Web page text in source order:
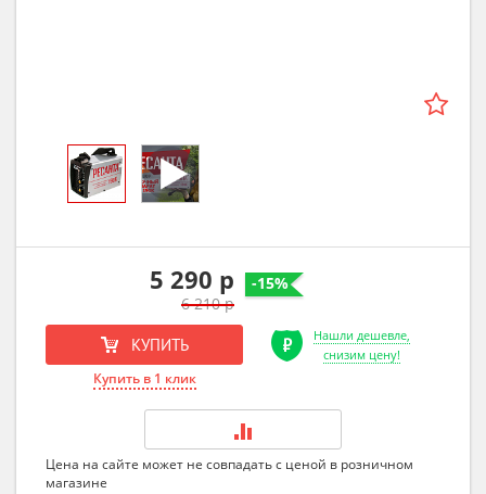
5 290 р
6 210 р
КУПИТЬ
Купить в 1 клик
Нашли дешевле,
снизим цену!
-15%
Цена на сайте может не совпадать с ценой в розничном
магазине